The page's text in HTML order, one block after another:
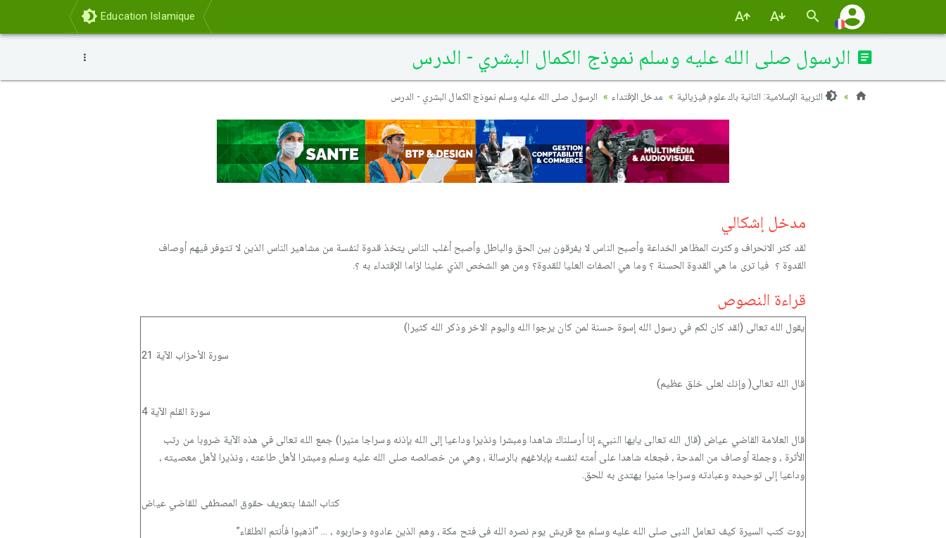
Education Islamique
الرسول صلى الله عليه وسلم نموذج الكمال البشري - الدرس
التربية الإسلامية: الثانية باك علوم فيزيائية مدخل الإقتداء الرسول صلى الله عليه وسلم نموذج الكمال البشري - الدرس
مدخل إشكالي
لقد كثر الانحراف وكثرت المظاهر الخداعة وأصبح الناس لا يفرقون بين الحق والباطل وأصبح أغلب الناس يتخذ قدوة لنفسة من مشاهير الناس الذين لا تتوفر فيهم أوصاف
القدوة ؟ فيا ترى ما هي القدوة الحسنة ؟ وما هي الصفات العليا للقدوة؟ ومن هو الشخص الذي علينا لزاما الإقتداء به ؟.
قراءة النصوص
يقول الله تعالى (لقد كان لكم في رسول الله إسوة حسنة لمن كان يرجوا الله واليوم الاخر وذكر الله كثيرا)
سورة الأحزاب الآية 21
قال الله تعالى( وإنك لعلى خلق عظيم)
سورة القلم الآية 4
قال العلامة القاضي عياض (قال الله تعالى يايها النبيء إنا أرسلناك شاهدا ومبشرا ونذيرا وداعيا إلى الله بإذنه وسراجا منيرا) جمع الله تعالى في هذه الآية ضروبا من رتب
الأثرة ، وجملة أوصاف من المدحة ، فجعله شاهدا على أمته لنفسه بإبلاغهم بالرسالة ، وهي من خصائصه صلى الله عليه وسلم ومبشرا لأهل طاعته ، ونذيرا لأهل معصيته ،
وداعيا إلى توحيده وعبادته وسراجا منيرا يهتدى به للحق.
كتاب الشفا بتعريف حقوق المصطفى للقاضي عياض
روت كتب السيرة كيف تعامل النبي صلى الله عليه وسلم مع قريش يوم نصره الله في فتح مكة ، وهم الذين عادوه وحاربوه ، … “اذهبوا فأنتم الطلقاء”